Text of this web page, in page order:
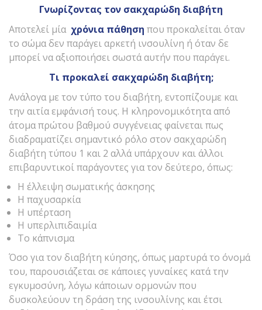
Γνωρίζοντας τον σακχαρώδη διαβήτη
Αποτελεί μία χρόνια πάθηση που προκαλείται όταν
το σώμα δεν παράγει αρκετή ινσουλίνη ή όταν δε
μπορεί να αξιοποιήσει σωστά αυτήν που παράγει.
Τι προκαλεί σακχαρώδη διαβήτη;
Ανάλογα με τον τύπο του διαβήτη, εντοπίζουμε και
την αιτία εμφάνισή τους. Η κληρονομικότητα από
άτομα πρώτου βαθμού συγγένειας φαίνεται πως
διαδραματίζει σημαντικό ρόλο στον σακχαρώδη
διαβήτη τύπου 1 και 2 αλλά υπάρχουν και άλλοι
επιβαρυντικοί παράγοντες για τον δεύτερο, όπως:
Η έλλειψη σωματικής άσκησης
Η παχυσαρκία
Η υπέρταση
Η υπερλιπιδαιμία
Το κάπνισμα
Όσο για τον διαβήτη κύησης, όπως μαρτυρά το όνομά
του, παρουσιάζεται σε κάποιες γυναίκες κατά την
εγκυμοσύνη, λόγω κάποιων ορμονών που
δυσκολεύουν τη δράση της ινσουλίνης και έτσι